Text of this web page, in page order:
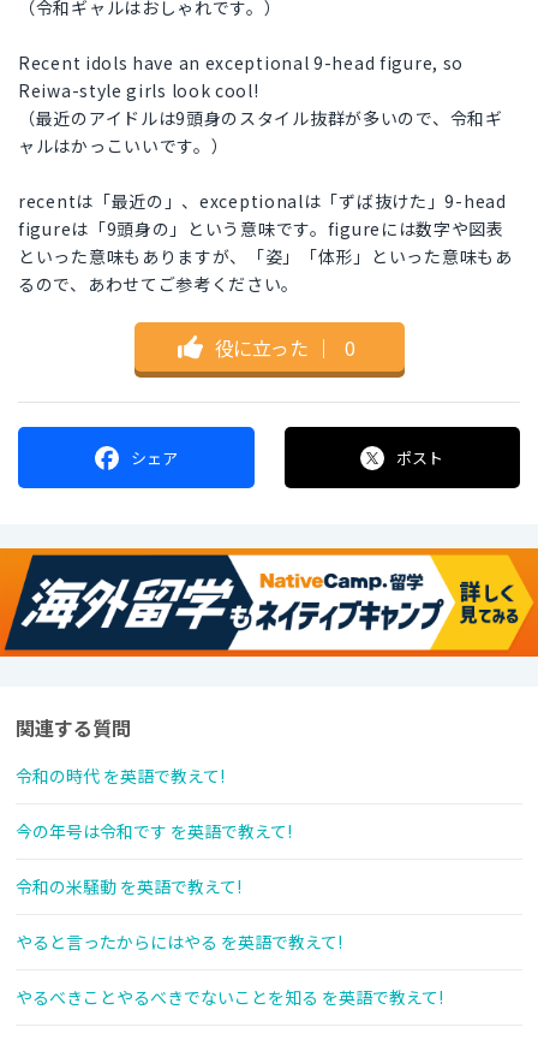
（令和ギャルはおしゃれです。）
Recent idols have an exceptional 9-head figure, so
Reiwa-style girls look cool!
（最近のアイドルは9頭身のスタイル抜群が多いので、令和ギ
ャルはかっこいいです。）
recentは「最近の」、exceptionalは「ずば抜けた」9-head
figureは「9頭身の」という意味です。figureには数字や図表
といった意味もありますが、「姿」「体形」といった意味もあ
るので、あわせてご参考ください。
役に立った ｜ 0
シェア ポスト
関連する質問
令和の時代 を英語で教えて!
今の年号は令和です を英語で教えて!
令和の米騒動 を英語で教えて!
やると言ったからにはやる を英語で教えて!
やるべきことやるべきでないことを知る を英語で教えて!